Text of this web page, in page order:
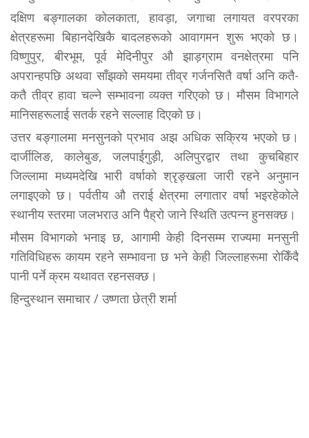
दक्षिण बङ्गालका कोलकाता, हावड़ा, जगाचा लगायत वरपरका
क्षेत्रहरूमा बिहानदेखिकै बादलहरूको आवागमन शुरू भएको छ।
विष्णुपुर, बीरभूम, पूर्व मेदिनीपुर औ झाड़ग्राम वनक्षेत्रमा पनि
अपरान्हपछि अथवा साँझको समयमा तीव्र गर्जनसितै वर्षा अनि कतै-
कतै तीव्र हावा चल्ने सम्भावना व्यक्त गरिएको छ। मौसम विभागले
मानिसहरूलाई सतर्क रहने सल्लाह दिएको छ।
उत्तर बङ्गालमा मनसुनको प्रभाव अझ अधिक सक्रिय भएको छ।
दार्जीलिङ, कालेबुङ, जलपाईगुड़ी, अलिपुरद्वार तथा कुचबिहार
जिल्लामा मध्यमदेखि भारी वर्षाको श्रृङ्खला जारी रहने अनुमान
लगाइएको छ। पर्वतीय औ तराई क्षेत्रमा लगातार वर्षा भइरहेकोले
स्थानीय स्तरमा जलभराउ अनि पैह्रो जाने स्थिति उत्पन्न हुनसक्छ।
मौसम विभागको भनाइ छ, आगामी केही दिनसम्म राज्यमा मनसुनी
गतिविधिहरू कायम रहने सम्भावना छ भने केही जिल्लाहरूमा रोकिँदै
पानी पर्ने क्रम यथावत रहनसक्छ।
हिन्दुस्थान समाचार / उष्णता छेत्री शर्मा